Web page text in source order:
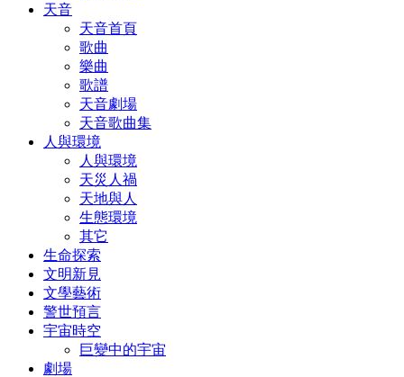
天音
天音首頁
歌曲
樂曲
歌譜
天音劇場
天音歌曲集
人與環境
人與環境
天災人禍
天地與人
生態環境
其它
生命探索
文明新見
文學藝術
警世預言
宇宙時空
巨變中的宇宙
劇場